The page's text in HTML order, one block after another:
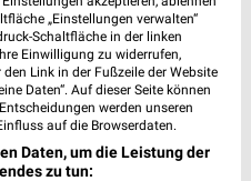
„Einstellungen verwalten“
Schaltfläche in der linken
Einwilligung zu widerrufen,
Link in der Fußzeile der Website
Daten“. Auf dieser Seite können
werden unseren
auf die Browserdaten.
Daten, um die Leistung der
zu tun: